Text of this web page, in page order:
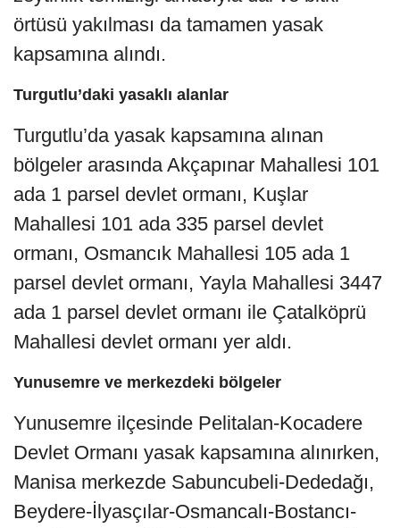
örtüsü yakılması da tamamen yasak
kapsamına alındı.
Turgutlu’daki yasaklı alanlar
Turgutlu’da yasak kapsamına alınan
bölgeler arasında Akçapınar Mahallesi 101
ada 1 parsel devlet ormanı, Kuşlar
Mahallesi 101 ada 335 parsel devlet
ormanı, Osmancık Mahallesi 105 ada 1
parsel devlet ormanı, Yayla Mahallesi 3447
ada 1 parsel devlet ormanı ile Çatalköprü
Mahallesi devlet ormanı yer aldı.
Yunusemre ve merkezdeki bölgeler
Yunusemre ilçesinde Pelitalan-Kocadere
Devlet Ormanı yasak kapsamına alınırken,
Manisa merkezde Sabuncubeli-Dededağı,
Beydere-İlyasçılar-Osmancalı-Bostancı-